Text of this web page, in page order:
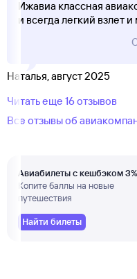
Ижавиа классная
и всегда легкий взлет
Наталья, август 2025
Читать еще 16 отзывов
Все отзывы об
Авиабилеты с кешбэком 3%
Копите баллы на новые
путешествия
Найти билеты